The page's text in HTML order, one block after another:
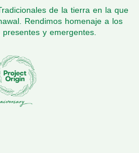
de la tierra en la que
Rendimos homenaje a los
y emergentes.